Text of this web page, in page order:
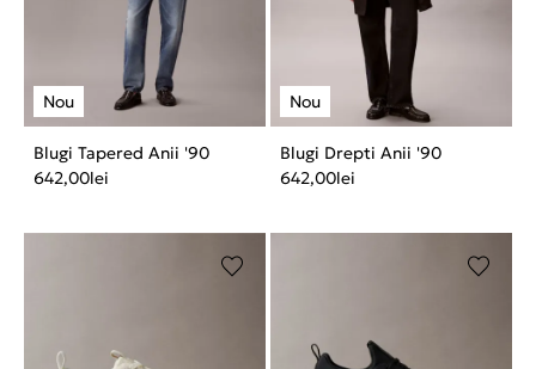
Blugi Tapered Anii '90
642,00lei
Blugi Drepti Anii '90
642,00lei